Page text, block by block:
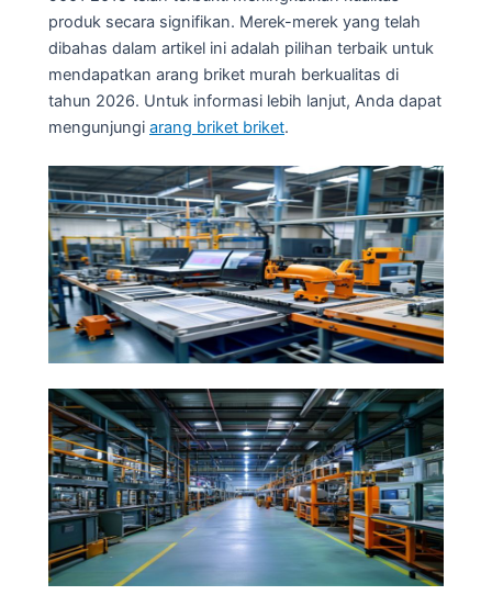
produk secara signifikan. Merek-merek yang telah
dibahas dalam artikel ini adalah pilihan terbaik untuk
mendapatkan arang briket murah berkualitas di
tahun 2026. Untuk informasi lebih lanjut, Anda dapat
mengunjungi arang briket briket.